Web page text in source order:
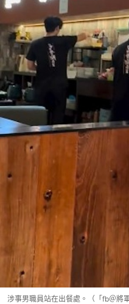
涉事男職員站在出餐處。（「fb＠將